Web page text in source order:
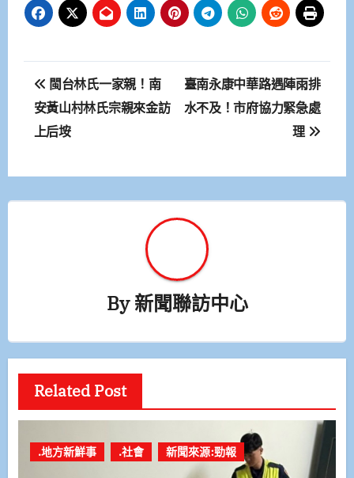
文
章
導
覽
閩台林氏一家親！南
安黃山村林氏宗親來金訪
上后垵
臺南永康中華路遇陣雨排
水不及！市府協力緊急處
理
By新聞聯訪中心
Related Post
.地方新鮮事 .社會 新聞來源:勁報